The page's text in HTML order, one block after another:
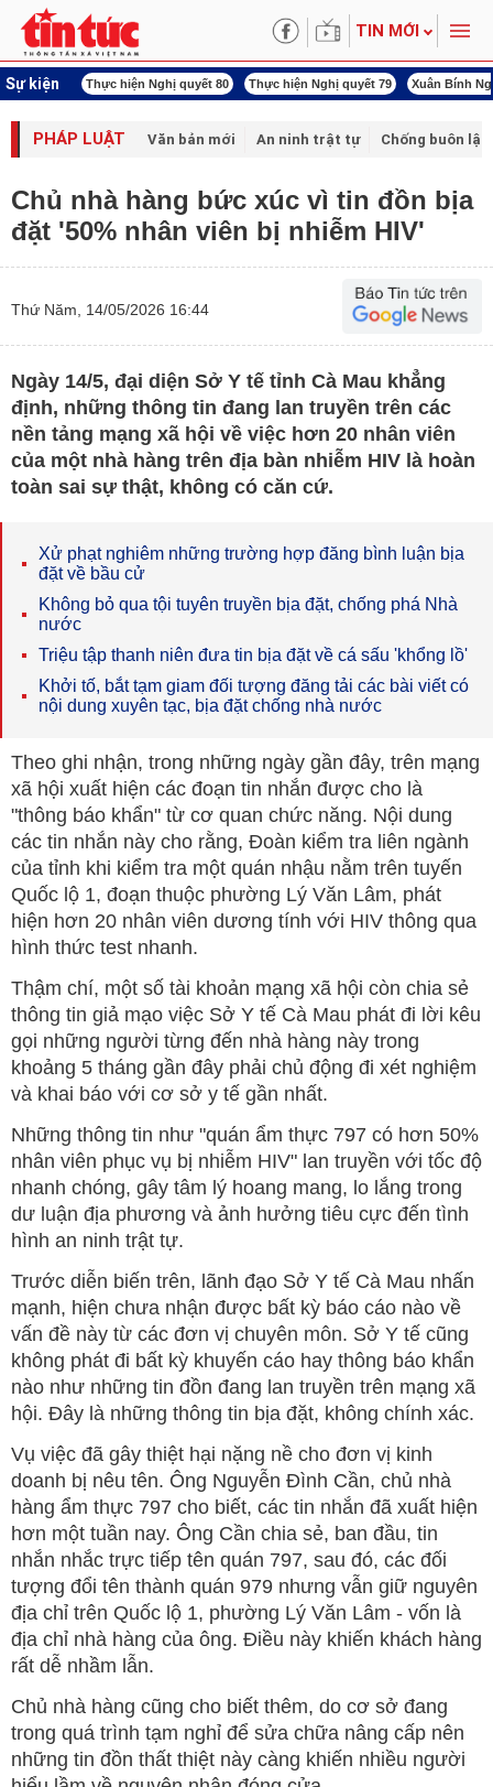
TIN MỚI
Sự kiện
công Iran Thực hiện Nghị quyết 80 Thực hiện Nghị quyết 79 Xuân Bính
PHÁP LUẬT Văn bản mới An ninh trật tự Chống buôn
Chủ nhà hàng bức xúc vì tin đồn bịa
đặt '50% nhân viên bị nhiễm HIV'
Thứ Năm, 14/05/2026 16:44
Ngày 14/5, đại diện Sở Y tế tỉnh Cà Mau khẳng
định, những thông tin đang lan truyền trên các
nền tảng mạng xã hội về việc hơn 20 nhân viên
của một nhà hàng trên địa bàn nhiễm HIV là hoàn
toàn sai sự thật, không có căn cứ.
Xử phạt nghiêm những trường hợp đăng bình luận bịa
đặt về bầu cử
Không bỏ qua tội tuyên truyền bịa đặt, chống phá Nhà
nước
Triệu tập thanh niên đưa tin bịa đặt về cá sấu 'khổng lồ'
Khởi tố, bắt tạm giam đối tượng đăng tải các bài viết có
nội dung xuyên tạc, bịa đặt chống nhà nước
Theo ghi nhận, trong những ngày gần đây, trên mạng
xã hội xuất hiện các đoạn tin nhắn được cho là
"thông báo khẩn" từ cơ quan chức năng. Nội dung
các tin nhắn này cho rằng, Đoàn kiểm tra liên ngành
của tỉnh khi kiểm tra một quán nhậu nằm trên tuyến
Quốc lộ 1, đoạn thuộc phường Lý Văn Lâm, phát
hiện hơn 20 nhân viên dương tính với HIV thông qua
hình thức test nhanh.
Thậm chí, một số tài khoản mạng xã hội còn chia sẻ
thông tin giả mạo việc Sở Y tế Cà Mau phát đi lời kêu
gọi những người từng đến nhà hàng này trong
khoảng 5 tháng gần đây phải chủ động đi xét nghiệm
và khai báo với cơ sở y tế gần nhất.
Những thông tin như "quán ẩm thực 797 có hơn 50%
nhân viên phục vụ bị nhiễm HIV" lan truyền với tốc độ
nhanh chóng, gây tâm lý hoang mang, lo lắng trong
dư luận địa phương và ảnh hưởng tiêu cực đến tình
hình an ninh trật tự.
Trước diễn biến trên, lãnh đạo Sở Y tế Cà Mau nhấn
mạnh, hiện chưa nhận được bất kỳ báo cáo nào về
vấn đề này từ các đơn vị chuyên môn. Sở Y tế cũng
không phát đi bất kỳ khuyến cáo hay thông báo khẩn
nào như những tin đồn đang lan truyền trên mạng xã
hội. Đây là những thông tin bịa đặt, không chính xác.
Vụ việc đã gây thiệt hại nặng nề cho đơn vị kinh
doanh bị nêu tên. Ông Nguyễn Đình Cần, chủ nhà
hàng ẩm thực 797 cho biết, các tin nhắn đã xuất hiện
hơn một tuần nay. Ông Cần chia sẻ, ban đầu, tin
nhắn nhắc trực tiếp tên quán 797, sau đó, các đối
tượng đổi tên thành quán 979 nhưng vẫn giữ nguyên
địa chỉ trên Quốc lộ 1, phường Lý Văn Lâm - vốn là
địa chỉ nhà hàng của ông. Điều này khiến khách hàng
rất dễ nhầm lẫn.
Chủ nhà hàng cũng cho biết thêm, do cơ sở đang
trong quá trình tạm nghỉ để sửa chữa nâng cấp nên
những tin đồn thất thiệt này càng khiến nhiều người